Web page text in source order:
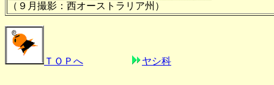
（９月撮影：西オーストラリア州）
ＴＯＰへ ヤシ科